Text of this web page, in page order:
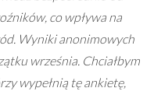
co wpływa na
Wyniki anonimowych
września. Chciałbym
wypełnią tę ankietę,